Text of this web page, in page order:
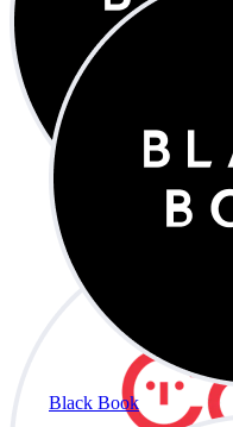
Black Book